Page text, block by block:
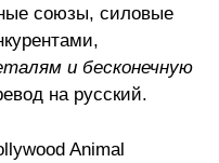
союзы, силовые
и бесконечную
на русский.
Animal